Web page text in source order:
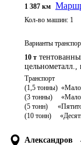
1 387 км
Кол-во машин: 1
Варианты
10 т
цельнометалл.,
Транспорт
(1,5 тонны)
(3 тонны)
(5 тонн)	   «Пятитонник»
Александров